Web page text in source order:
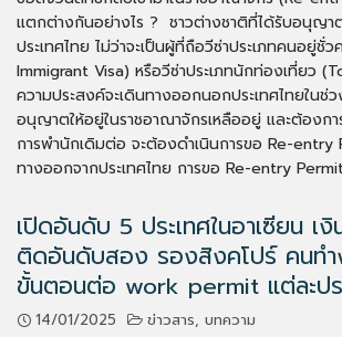
แตกต่างกันอย่างไร ? ชาวต่างชาติที่ได้รับอนุญา
ประเทศไทย ไม่ว่าจะเป็นผู้ที่ถือวีซ่าประเภทคนอยู่ชั่ว
Immigrant Visa) หรือวีซ่าประเภทนักท่องเที่ยว
ความประสงค์จะเดินทางออกนอกประเทศไทยในช่ว
อนุญาตให้อยู่ในราชอาณาจักรเหลืออยู่ และต้องกา
การพำนักเดิมต่อ จะต้องดำเนินการขอ Re-entry
ทางออกจากประเทศไทย การขอ Re-entry
เปิดอันดับ 5 ประเทศในอาเซียน เ
ติดอันดับสอง รองสิงคโปร์ คนทำ
ขั้นตอนต่อ work permit แต่ละปร
14/01/2025 ข่าวสาร, บทความ